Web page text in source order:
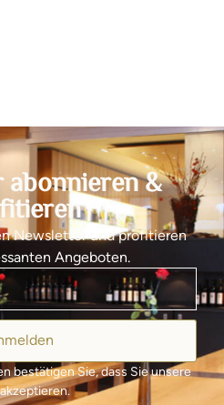
&
Newsletter und profitieren
Angeboten.
bestätigen Sie, dass Sie unsere